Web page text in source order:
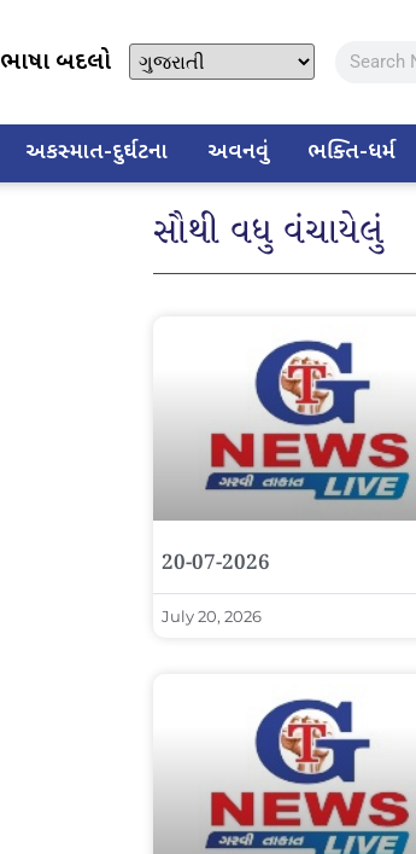
ભાષા બદલો
અકસ્માત-દુર્ઘટના અવનવું ભક્તિ-ધર્મ
સૌથી વધુ વંચાયેલું
20-07-2026
July 20, 2026